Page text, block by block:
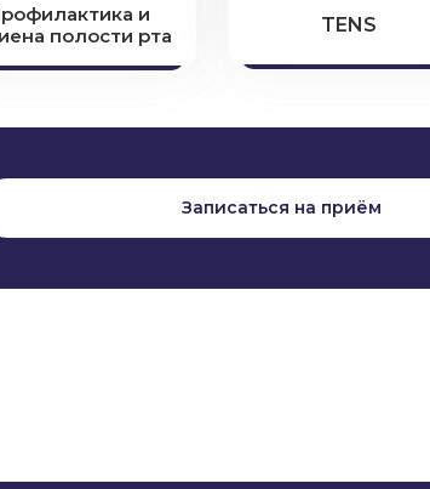
и
полости рта
TENS
Записаться на приём